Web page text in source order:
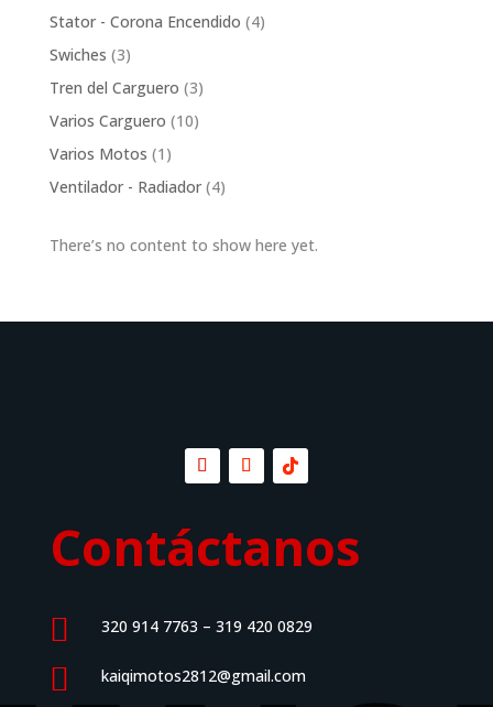
products
Stator - Corona Encendido 44
Swiches 33
products
Tren del Carguero 33
products
Varios Carguero 1010
Varios Motos 1 1
product
Ventilador - Radiador 44
There’s no content to show here yet.
Contáctanos
 320 914 7763 – 319 420 0829
 kaiqimotos2812@gmail.com